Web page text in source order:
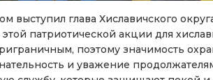
выступил глава Хиславичского
патриотической акции для
поэтому значимость
и уважение